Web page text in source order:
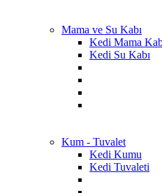
Mama ve Su Kabı
Kedi Mama
Kedi Su Kabı
Kum - Tuvalet
Kedi Kumu
Kedi Tuvaleti